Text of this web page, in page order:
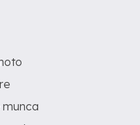
munca